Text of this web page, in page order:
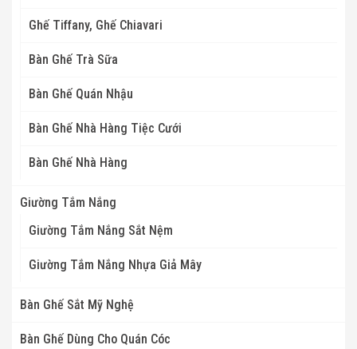
Ghế Tiffany, Ghế Chiavari
Bàn Ghế Trà Sữa
Bàn Ghế Quán Nhậu
Bàn Ghế Nhà Hàng Tiệc Cưới
Bàn Ghế Nhà Hàng
Giường Tắm Nắng
Giường Tắm Nắng Sắt Nệm
Giường Tắm Nắng Nhựa Giả Mây
Bàn Ghế Sắt Mỹ Nghệ
Bàn Ghế Dùng Cho Quán Cóc